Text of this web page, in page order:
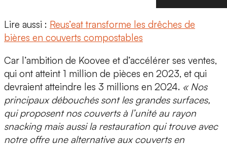
Lire aussi : Reus’eat transforme les drêches de
bières en couverts compostables
Car l’ambition de Koovee et d’accélérer ses ventes,
qui ont atteint 1 million de pièces en 2023, et qui
devraient atteindre les 3 millions en 2024. « Nos
principaux débouchés sont les grandes surfaces,
qui proposent nos couverts à l’unité au rayon
snacking mais aussi la restauration qui trouve avec
notre offre une alternative aux couverts en